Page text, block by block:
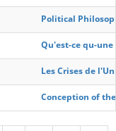
Political
Qu'est-ce qu-
Les Crises de
Conception of